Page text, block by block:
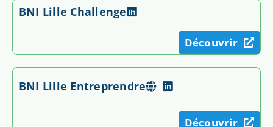
BNI Lille Challenge
Découvrir
BNI Lille Entreprendre
Découvrir